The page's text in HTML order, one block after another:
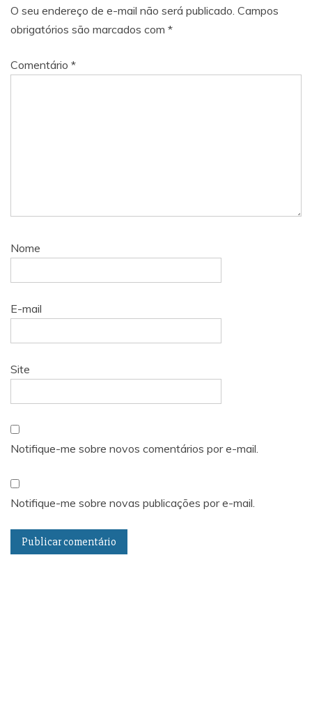
O seu endereço de e-mail não será publicado. Campos
obrigatórios são marcados com *
Comentário *
Nome
E-mail
Site
Notifique-me sobre novos comentários por e-mail.
Notifique-me sobre novas publicações por e-mail.